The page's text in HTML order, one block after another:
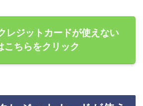
レジットカードが使えない
こちらをクリック